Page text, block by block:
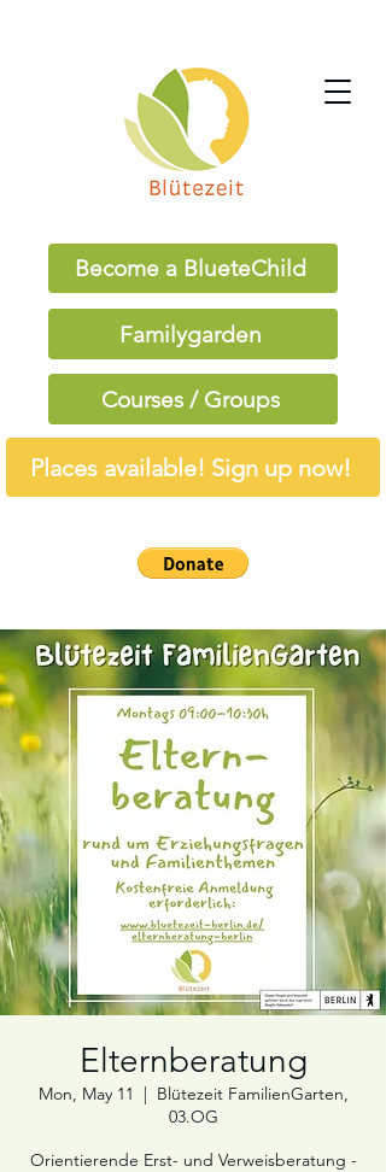
Become a BlueteChild
Familygarden
Courses / Groups
Places available! Sign up now!
Elternberatung
Mon, May 11
  |
Blütezeit FamilienGarten,
03.OG
Orientierende Erst- und Verweisberatung -